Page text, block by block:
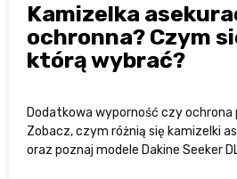
Kamizelka
ochronna? Czym
którą wybrać?
Dodatkowa wyporność czy ochrona
Zobacz, czym różnią się kamizelki
oraz poznaj modele Dakine Seeker